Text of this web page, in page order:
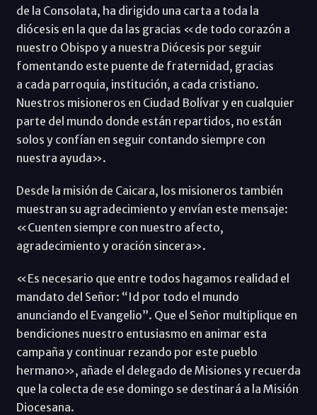
de la Consolata, ha dirigido una carta a toda la
diócesis en la que da las gracias «de todo corazón a
nuestro Obispo y a nuestra Diócesis por seguir
fomentando este puente de fraternidad, gracias
a cada parroquia, institución, a cada cristiano.
Nuestros misioneros en Ciudad Bolívar y en cualquier
parte del mundo donde están repartidos, no están
solos y confían en seguir contando siempre con
nuestra ayuda».
Desde la misión de Caicara, los misioneros también
muestran su agradecimiento y envían este mensaje:
«Cuenten siempre con nuestro afecto,
agradecimiento y oración sincera».
«Es necesario que entre todos hagamos realidad el
mandato del Señor: “Id por todo el mundo
anunciando el Evangelio”. Que el Señor multiplique en
bendiciones nuestro entusiasmo en animar esta
campaña y continuar rezando por este pueblo
hermano», añade el delegado de Misiones y recuerda
que la colecta de ese domingo se destinará a la Misión
Diocesana.